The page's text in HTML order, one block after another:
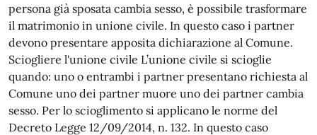
persona già sposata cambia sesso, è possibile trasformare
il matrimonio in unione civile. In questo caso i partner
devono presentare apposita dichiarazione al Comune.
Sciogliere l'unione civile L’unione civile si scioglie
quando: uno o entrambi i partner presentano richiesta al
Comune uno dei partner muore uno dei partner cambia
sesso. Per lo scioglimento si applicano le norme del
Decreto Legge 12/09/2014, n. 132. In questo caso